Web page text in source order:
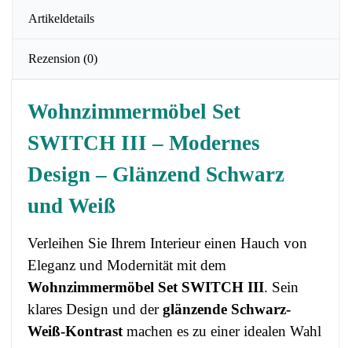
Artikeldetails
Rezension (0)
Wohnzimmermöbel Set
SWITCH III – Modernes
Design – Glänzend Schwarz
und Weiß
Verleihen Sie Ihrem Interieur einen Hauch von
Eleganz und Modernität mit dem
Wohnzimmermöbel Set SWITCH III. Sein
klares Design und derglänzende Schwarz-
Weiß-Kontrast machen es zu einer idealen Wahl